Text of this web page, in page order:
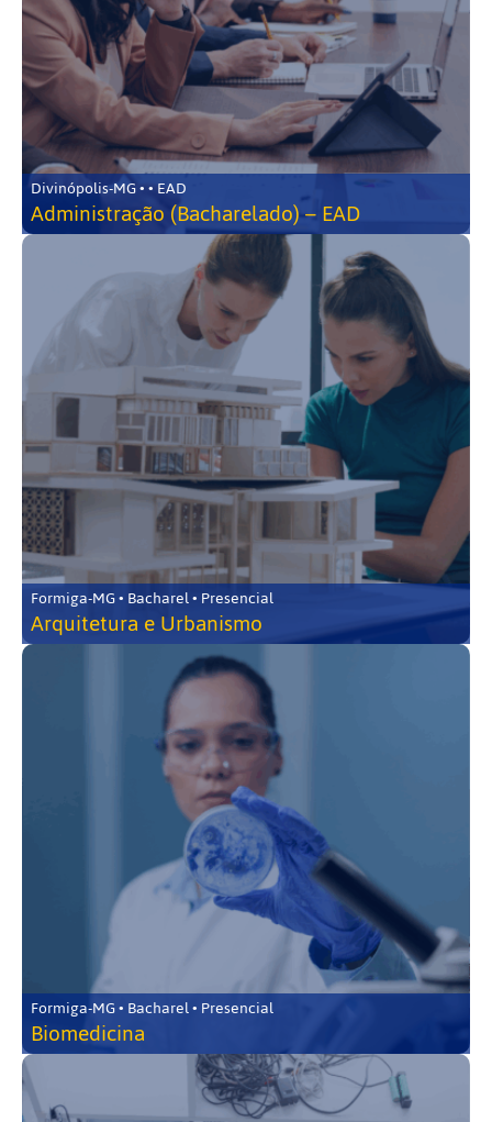
Divinópolis-MG • • EAD
Administração (Bacharelado) – EAD
Formiga-MG • Bacharel • Presencial
Arquitetura e Urbanismo
Formiga-MG • Bacharel • Presencial
Biomedicina